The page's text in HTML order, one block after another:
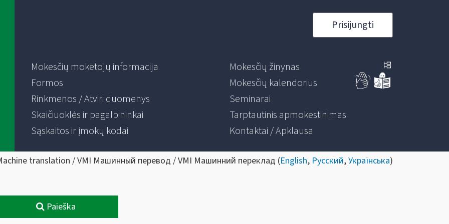
Prisijungti
Mokesčių mokėtojų informacija
Formos
Rinkmenos / Atviri duomenys
Skaičiuoklės ir pagalbininkai
Sąskaitos ir įmokų kodai
Mokesčių žinynas
Mokesčių kalendorius
Seminarai
Tarptautinis apmokestinimas
Kontaktai / Apklausa
translation / VMI Машинный перевод / VMI Машинний переклад (English, Русский,Українська)
Paieška